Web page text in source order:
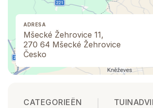
ADRESA
Mšecké Žehrovice 11,
270 64 Mšecké Žehrovice
Česko
CATEGORIEËN